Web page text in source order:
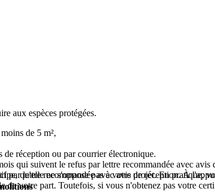
de 5 m²,
aux espèces protégées.
de réception ou par courrier électronique.
qui suivent le refus par lettre recommandée avec avis
lettre recommandée avec avis de réception. À
qu'elle ne s'oppose pas à votre projet. En pratique,
votre part. Toutefois, si vous n'obtenez pas votre